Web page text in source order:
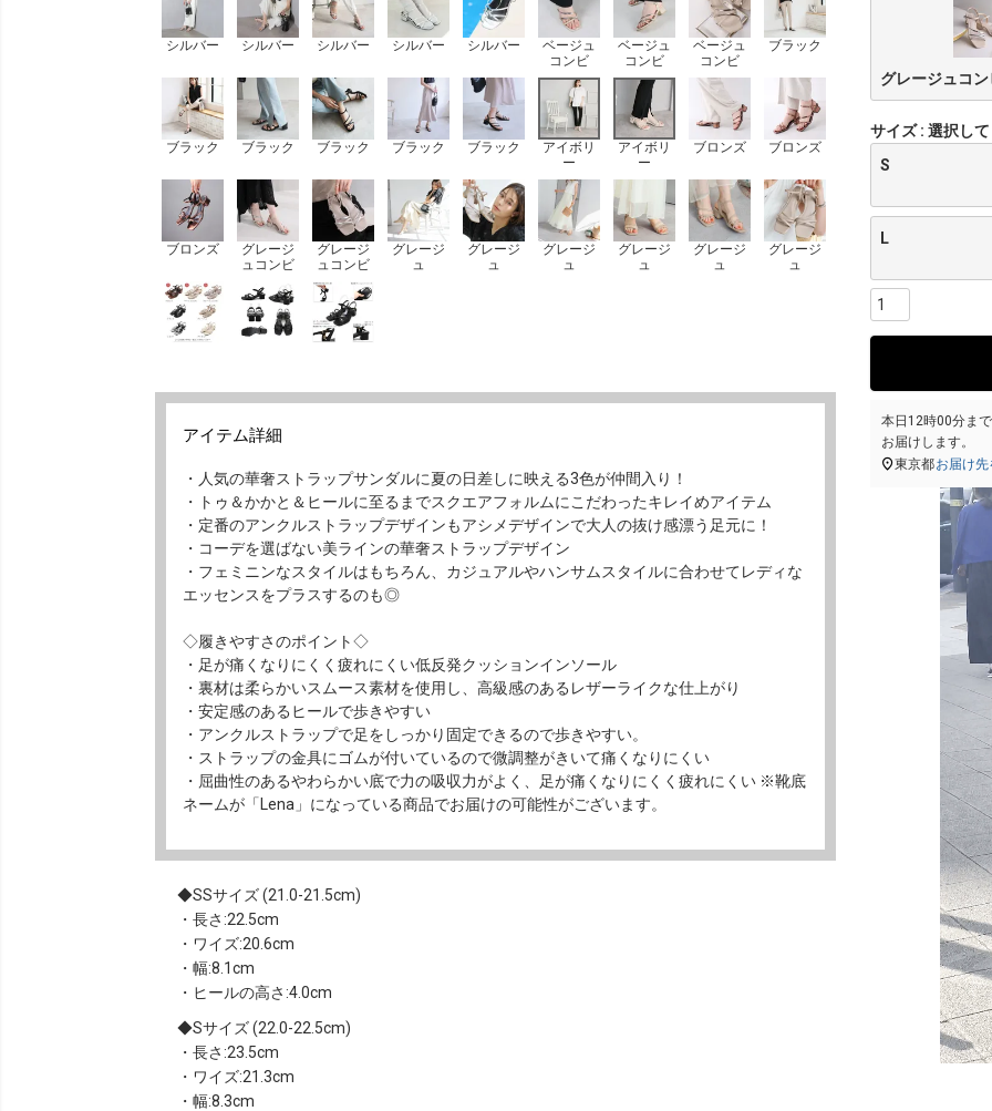
シルバー シルバー シルバー シルバー シルバー
ベージュ
コンビ
ベージュ
コンビ
ベージュ
コンビ
ブラック
ブラック ブラック ブラック ブラック ブラック
アイボリ
ー
アイボリ
ー
ブロンズ ブロンズ
ブロンズ
グレージ
ュコンビ
グレージ
ュコンビ
グレージ
ュ
グレージ
ュ
グレージ
ュ
グレージ
ュ
グレージ
ュ
グレージ
ュ
アイテム詳細
・人気の華奢ストラップサンダルに夏の日差しに映える3色が仲間入り！
・トゥ＆かかと＆ヒールに至るまでスクエアフォルムにこだわったキレイめアイテム
・定番のアンクルストラップデザインもアシメデザインで大人の抜け感漂う足元に！
・コーデを選ばない美ラインの華奢ストラップデザイン
・フェミニンなスタイルはもちろん、カジュアルやハンサムスタイルに合わせてレディな
エッセンスをプラスするのも◎
◇履きやすさのポイント◇
・足が痛くなりにくく疲れにくい低反発クッションインソール
・裏材は柔らかいスムース素材を使用し、高級感のあるレザーライクな仕上がり
・安定感のあるヒールで歩きやすい
・アンクルストラップで足をしっかり固定できるので歩きやすい。
・ストラップの金具にゴムが付いているので微調整がきいて痛くなりにくい
・屈曲性のあるやわらかい底で力の吸収力がよく、足が痛くなりにくく疲れにくい ※靴底
ネームが「Lena」になっている商品でお届けの可能性がございます。
SSサイズ (21.0-21.5cm)
・長さ:22.5cm
・ワイズ:20.6cm
・幅:8.1cm
・ヒールの高さ:4.0cm
Sサイズ (22.0-22.5cm)
・長さ:23.5cm
・ワイズ:21.3cm
・幅:8.3cm
グレージュコ
サイズ
選択し
S
L
本日 12時00分ま
お届けします。
東京都お届け